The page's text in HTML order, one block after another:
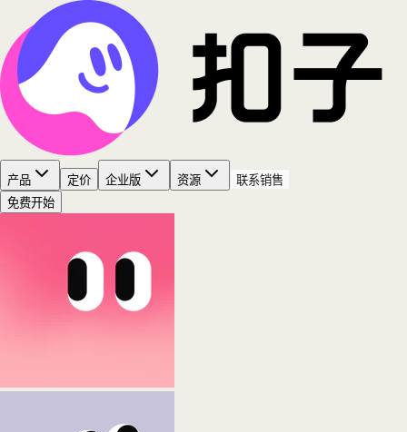
产品 定价 企业版 资源
联系销售
免费开始